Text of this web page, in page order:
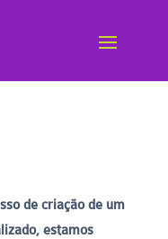
de criação de um
estamos